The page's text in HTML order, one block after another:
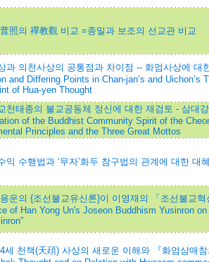
照의 禪教觀 비교 =종밀과 보조의 선교관 비교
과 의천사상의 공통점과 차이점 -- 화엄사상에 대
and Differing Points in Chan-jan’s and Uichon’s
of Hua-yen Thought
천태종의 불교공동체 정신에 대한 재검토 - 삼대
of the Buddhist Community Spirit of the
Principles and the Three Great Mottos
익 수행법과 ‘무자’화두 참구법의 관계에 대한 대
운의 {조선불교유신론}이 이영재의 「조선불교
of Han Yong Un's Joseon Buddhism Yusinron
세 천책(天頙) 사상의 새로운 이해와 『화엄삼매